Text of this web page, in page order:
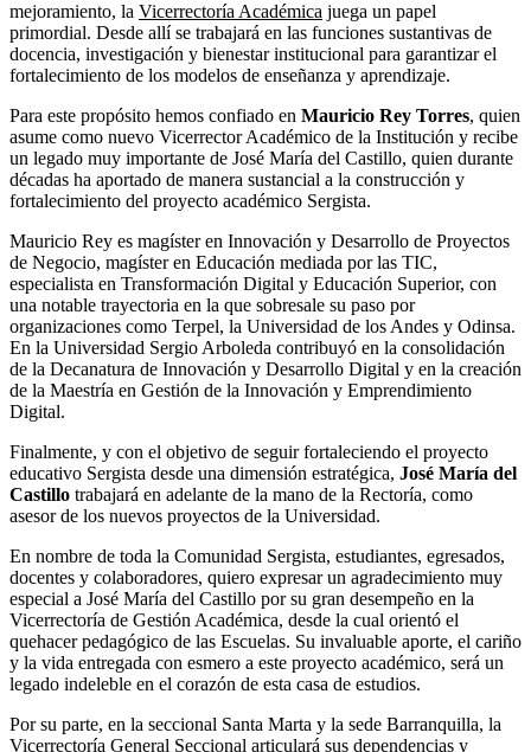
mejoramiento, la Vicerrectoría Académica juega un papel
primordial. Desde allí se trabajará en las funciones sustantivas de
docencia, investigación y bienestar institucional para garantizar el
fortalecimiento de los modelos de enseñanza y aprendizaje.
Para este propósito hemos confiado en Mauricio Rey Torres, quien
asume como nuevo Vicerrector Académico de la Institución y recibe
un legado muy importante de José María del Castillo, quien durante
décadas ha aportado de manera sustancial a la construcción y
fortalecimiento del proyecto académico Sergista.
Mauricio Rey es magíster en Innovación y Desarrollo de Proyectos
de Negocio, magíster en Educación mediada por las TIC,
especialista en Transformación Digital y Educación Superior, con
una notable trayectoria en la que sobresale su paso por
organizaciones como Terpel, la Universidad de los Andes y Odinsa.
En la Universidad Sergio Arboleda contribuyó en la consolidación
de la Decanatura de Innovación y Desarrollo Digital y en la creación
de la Maestría en Gestión de la Innovación y Emprendimiento
Digital.
Finalmente, y con el objetivo de seguir fortaleciendo el proyecto
educativo Sergista desde una dimensión estratégica, José María del
Castillo trabajará en adelante de la mano de la Rectoría, como
asesor de los nuevos proyectos de la Universidad.
En nombre de toda la Comunidad Sergista, estudiantes, egresados,
docentes y colaboradores, quiero expresar un agradecimiento muy
especial a José María del Castillo por su gran desempeño en la
Vicerrectoría de Gestión Académica, desde la cual orientó el
quehacer pedagógico de las Escuelas. Su invaluable aporte, el cariño
y la vida entregada con esmero a este proyecto académico, será un
legado indeleble en el corazón de esta casa de estudios.
Por su parte, en la seccional Santa Marta y la sede Barranquilla, la
Vicerrectoría General Seccional articulará sus dependencias y